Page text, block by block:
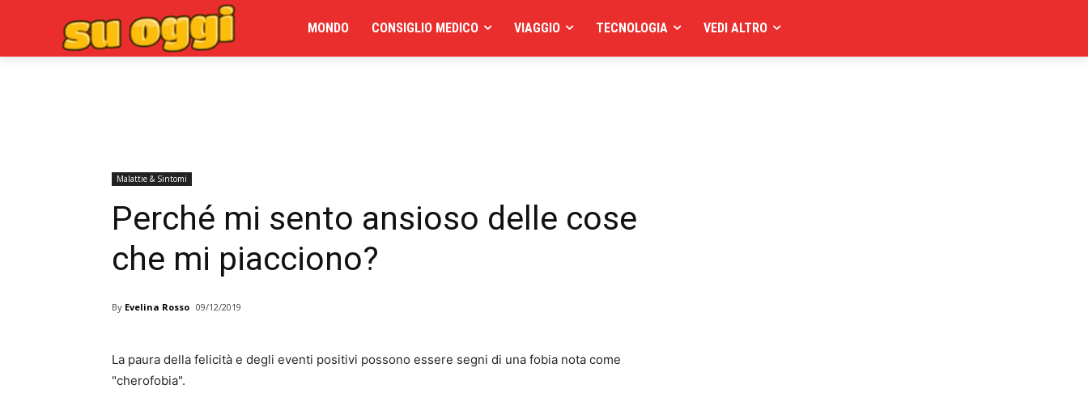
MONDO CONSIGLIO MEDICO VIAGGIO TECNOLOGIA VEDI ALTRO
Malattie & Sintomi
Perché mi sento ansioso delle cose
che mi piacciono?
By Evelina Rosso 09/12/2019
La paura della felicità e degli eventi positivi possono essere segni di una fobia nota come
"cherofobia".